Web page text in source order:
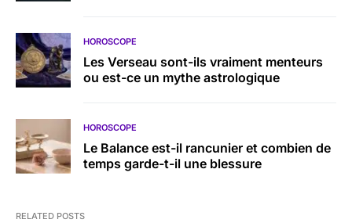
HOROSCOPE
Les Verseau sont-ils vraiment menteurs
ou est-ce un mythe astrologique
HOROSCOPE
Le Balance est-il rancunier et combien de
temps garde-t-il une blessure
RELATED POSTS